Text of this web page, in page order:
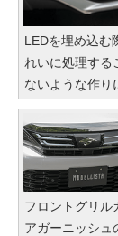
LEDを埋め込む
れいに処理する
ないような作り
フロントグリル
アガーニッシュ